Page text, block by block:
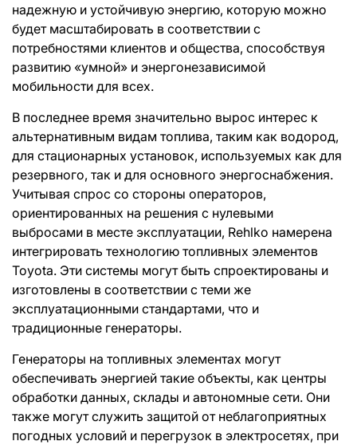
надежную и устойчивую энергию, которую можно
будет масштабировать в соответствии с
потребностями клиентов и общества, способствуя
развитию «умной» и энергонезависимой
мобильности для всех.
В последнее время значительно вырос интерес к
альтернативным видам топлива, таким как водород,
для стационарных установок, используемых как для
резервного, так и для основного энергоснабжения.
Учитывая спрос со стороны операторов,
ориентированных на решения с нулевыми
выбросами в месте эксплуатации, Rehlko намерена
интегрировать технологию топливных элементов
Toyota. Эти системы могут быть спроектированы и
изготовлены в соответствии с теми же
эксплуатационными стандартами, что и
традиционные генераторы.
Генераторы на топливных элементах могут
обеспечивать энергией такие объекты, как центры
обработки данных, склады и автономные сети. Они
также могут служить защитой от неблагоприятных
погодных условий и перегрузок в электросетях, при